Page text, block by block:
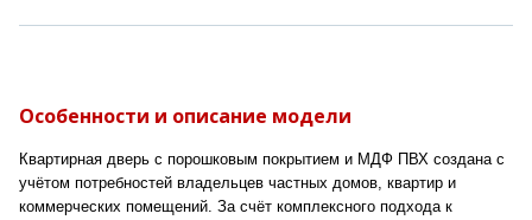
Особенности и описание модели
Квартирная дверь с порошковым покрытием и МДФ ПВХ создана с
учётом потребностей владельцев частных домов, квартир и
коммерческих помещений. За счёт комплексного подхода к